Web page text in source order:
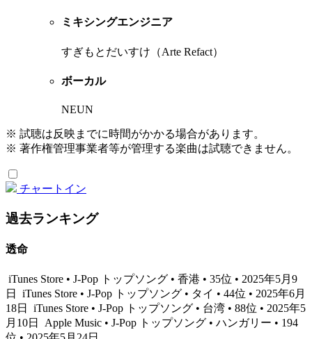
ミキシングエンジニア
すぎもとだいすけ（Arte Refact）
ボーカル
NEUN
※ 試聴は反映までに時間がかかる場合があります。
※ 著作権管理事業者等が管理する楽曲は試聴できません。
チャートイン
過去ランキング
透命
iTunes Store • J-Pop トップソング • 香港 • 35位 • 2025年5月9
日
iTunes Store • J-Pop トップソング • タイ • 44位 • 2025年6月
18日
iTunes Store • J-Pop トップソング • 台湾 • 88位 • 2025年5
月10日
Apple Music • J-Pop トップソング • ハンガリー • 194